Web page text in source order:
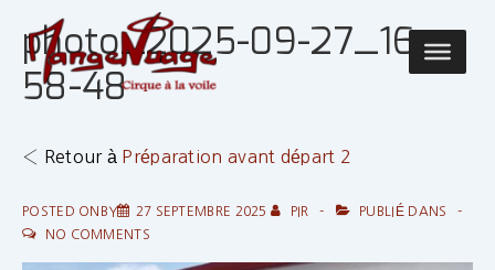
passer
contenu
Main
photo_2025-09-27_16-
58-48
‹ Retour à Préparation avant départ 2
POSTED ONBY 27 SEPTEMBRE 2025 PIR
PUBLIÉ DANS
NO COMMENTS